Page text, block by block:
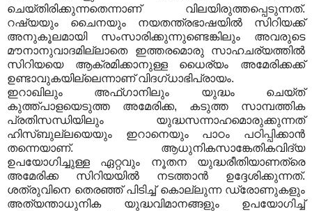
ചെയ്തിരിക്കുന്നതെന്നാണ് വിലയിരുത്തപ്പെടുന്നത്.
റഷ്യയും ചൈനയും നയതന്ത്രഭാഷയില്‍ സിറിയക്ക്
അനുകൂലമായി സംസാരിക്കുന്നുണ്ടെങ്കിലും അവരുടെ
മൗനാനുവാദമില്ലാതെ ഇത്തരമൊരു സാഹചര്യത്തില്‍
സിറിയയെ ആക്രമിക്കാനുള്ള ധൈര്യം അമേരിക്കക്ക്
ഉണ്ടാവുകയില്ലെന്നാണ് വിദഗ്ധാഭിപ്രായം.
ഇറാഖിലും അഫ്ഗാനിലും യുദ്ധം ചെയ്ത്
കുത്ത്പാളയെടുത്ത അമേരിക്ക, കടുത്ത സാമ്പത്തിക
പ്രതിസന്ധിയിലും യുദ്ധസന്നാഹമൊരുക്കുന്നത്
ഹിസ്ബുല്ലയെയും ഇറാനെയും പാഠം പഠിപ്പിക്കാന്‍
തന്നെയാണ്. ആധുനികസാങ്കേതികവിദ്യ
ഉപയോഗിച്ചുള്ള ഏറ്റവും നൂതന യുദ്ധരീതിയാണത്രെ
അമേരിക്ക സിറിയയില്‍ നടത്താന്‍ ഉദ്ദേശിക്കുന്നത്.
ശത്രുവിനെ തെരഞ്ഞ് പിടിച്ച് കൊല്ലുന്ന ഡ്രോണുകളും
അത്യന്താധുനിക യുദ്ധവിമാനങ്ങളും ഉപയോഗിച്ച്